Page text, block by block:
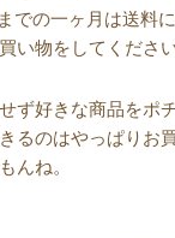
での一ヶ月は送料
い物をしてください
ず好きな商品をポ
るのはやっぱりお
んね。